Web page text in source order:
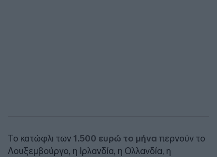
Το κατώφλι των 1.500 ευρώ το μήνα περνούν το
Λουξεμβούργο, η Ιρλανδία, η Ολλανδία, η